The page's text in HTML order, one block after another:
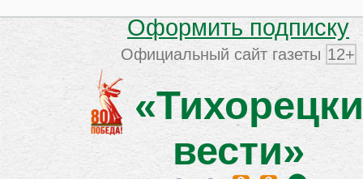
Оформить подписку
Официальный сайт газеты 12+
вести»